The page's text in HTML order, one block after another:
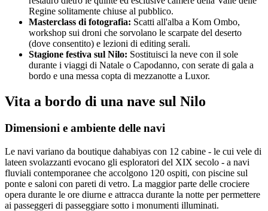
Regine solitamente chiuse al pubblico.
Masterclass di fotografia: Scatti all'alba a Kom Ombo,
workshop sui droni che sorvolano le scarpate del deserto
(dove consentito) e lezioni di editing serali.
Stagione festiva sul Nilo: Sostituisci la neve con il sole
durante i viaggi di Natale o Capodanno, con serate di gala a
bordo e una messa copta di mezzanotte a Luxor.
Vita a bordo di una nave sul Nilo
Dimensioni e ambiente delle navi
Le navi variano da boutique dahabiyas con 12 cabine - le cui vele di
lateen svolazzanti evocano gli esploratori del XIX secolo - a navi
fluviali contemporanee che accolgono 120 ospiti, con piscine sul
ponte e saloni con pareti di vetro. La maggior parte delle crociere
opera durante le ore diurne e attracca durante la notte per permettere
ai passeggeri di passeggiare sotto i monumenti illuminati.